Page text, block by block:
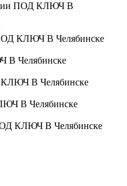
ПОД КЛЮЧ В
КЛЮЧ В Челябинске
Челябинске
В Челябинске
В Челябинске
КЛЮЧ В Челябинске